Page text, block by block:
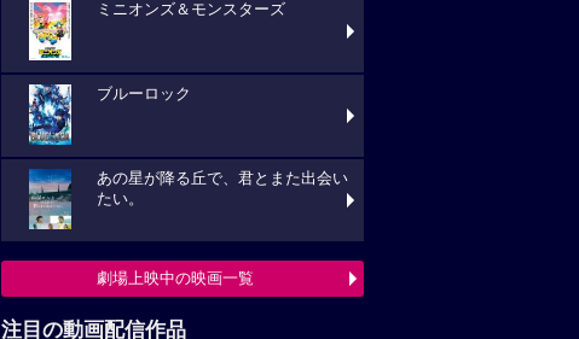
ミニオンズ＆モンスターズ
ブルーロック
あの星が降る丘で、君とまた出会い
たい。
劇場上映中の映画一覧
注目の動画配信作品